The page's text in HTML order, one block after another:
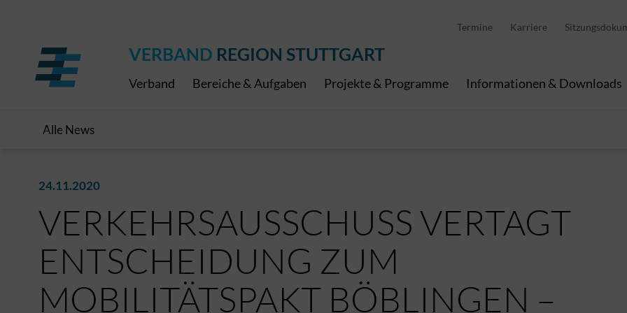
Termine Karriere
VERBAND REGION STUTTGART
Verband Bereiche & Aufgaben Projekte & Programme Informationen & Downloads
Alle News
24.11.2020
VERKEHRSAUSSCHUSS VERTAGT
ENTSCHEIDUNG ZUM
MOBILITÄTSPAKT BÖBLINGEN –